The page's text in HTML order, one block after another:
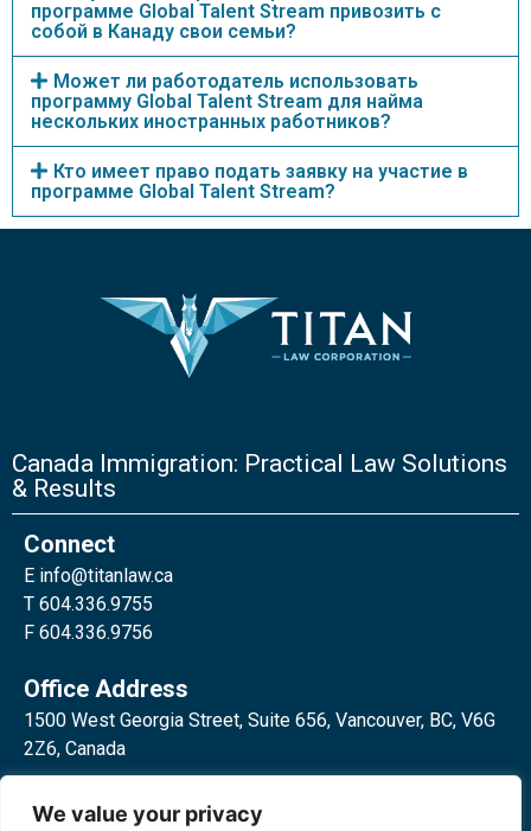
We value your privacy
программе Global Talent Stream привозить с
собой в Канаду свои семьи?
Может ли работодатель использовать
программу Global Talent Stream для найма
нескольких иностранных работников?
Кто имеет право подать заявку на участие в
программе Global Talent Stream?
Canada Immigration: Practical Law Solutions
& Results
Connect
E info@titanlaw.ca
T 604.336.9755
F 604.336.9756
Office Address
1500 West Georgia Street, Suite 656, Vancouver, BC, V6G
2Z6, Canada
Toronto, ON, M4W 3E2, Canada